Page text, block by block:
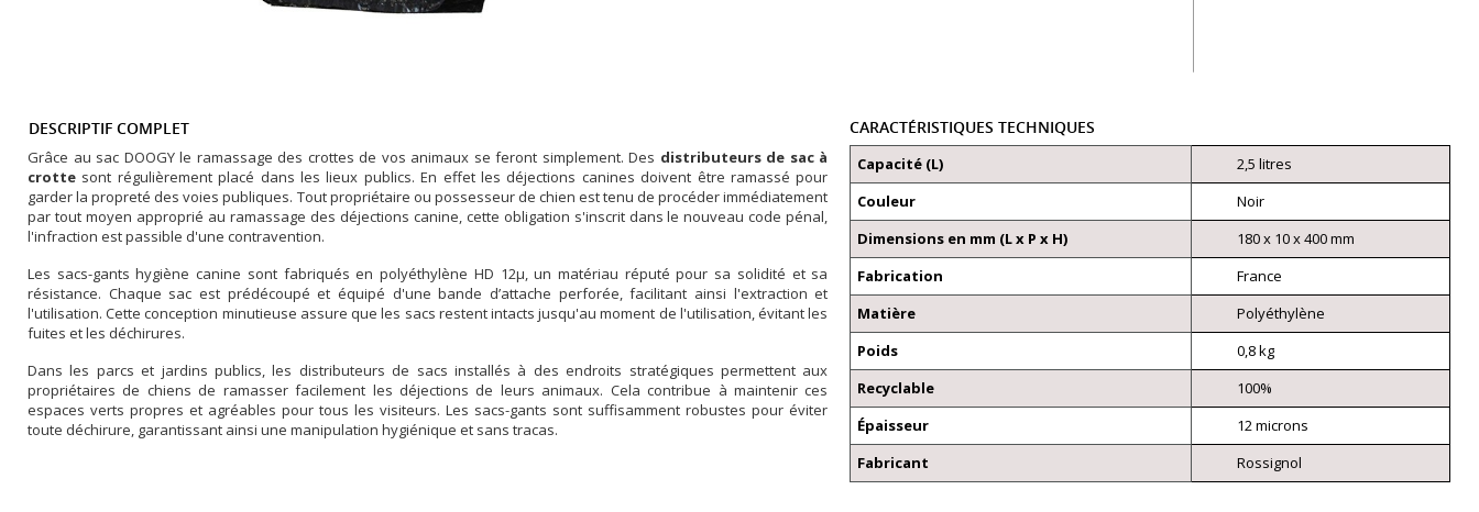
DESCRIPTIF COMPLET
Grâce au sac DOOGY le ramassage des crottes de vos animaux se feront simplement. Des distributeurs de sac à
crotte sont régulièrement placé dans les lieux publics. En effet les déjections canines doivent être ramassé pour
garder la propreté des voies publiques. Tout propriétaire ou possesseur de chien est tenu de procéder immédiatement
par tout moyen approprié au ramassage des déjections canine, cette obligation s'inscrit dans le nouveau code pénal,
l'infraction est passible d'une contravention.
Les sacs-gants hygiène canine sont fabriqués en polyéthylène HD 12µ, un matériau réputé pour sa solidité et sa
résistance. Chaque sac est prédécoupé et équipé d'une bande d’attache perforée, facilitant ainsi l'extraction et
l'utilisation. Cette conception minutieuse assure que les sacs restent intacts jusqu'au moment de l'utilisation, évitant les
fuites et les déchirures.
Dans les parcs et jardins publics, les distributeurs de sacs installés à des endroits stratégiques permettent aux
propriétaires de chiens de ramasser facilement les déjections de leurs animaux. Cela contribue à maintenir ces
espaces verts propres et agréables pour tous les visiteurs. Les sacs-gants sont suffisamment robustes pour éviter
toute déchirure, garantissant ainsi une manipulation hygiénique et sans tracas.
CARACTÉRISTIQUES TECHNIQUES
Capacité (L)
2,5 litres
Couleur
Noir
Dimensions en mm (L x P x H)
180 x 10 x 400 mm
Fabrication
France
Matière
Polyéthylène
Poids
0,8 kg
Recyclable
100%
Épaisseur
12 microns
Fabricant
Rossignol